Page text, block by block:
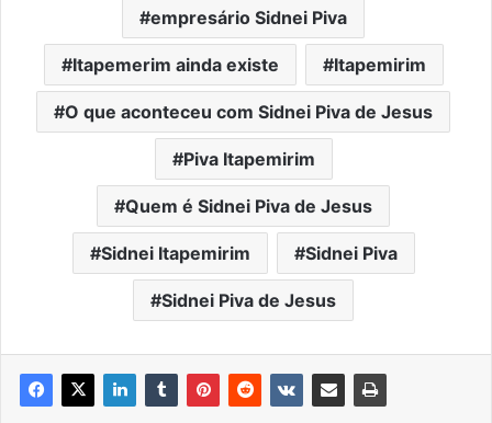
empresário Sidnei Piva
Itapemerim ainda existe Itapemirim
O que aconteceu com Sidnei Piva de Jesus
Piva Itapemirim
Quem é Sidnei Piva de Jesus
Sidnei Itapemirim Sidnei Piva
Sidnei Piva de Jesus